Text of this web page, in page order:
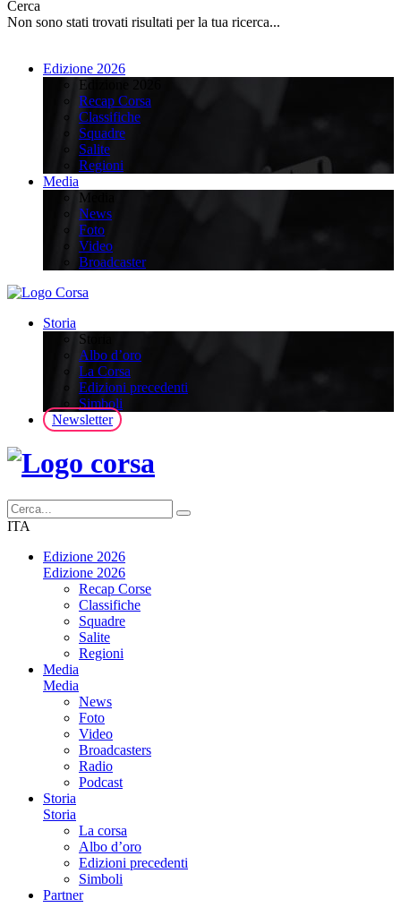
Cerca
Non sono stati trovati risultati per la tua ricerca...
Edizione 2026
Edizione 2026
Recap Corsa
Classifiche
Squadre
Salite
Regioni
Media
Media
News
Foto
Video
Broadcaster
Storia
Storia
Albo d’oro
La Corsa
Edizioni precedenti
Simboli
Newsletter
ITA
Edizione 2026
Edizione 2026
Recap Corse
Classifiche
Squadre
Salite
Regioni
Media
Media
News
Foto
Video
Broadcasters
Radio
Podcast
Storia
Storia
La corsa
Albo d’oro
Edizioni precedenti
Simboli
Partner